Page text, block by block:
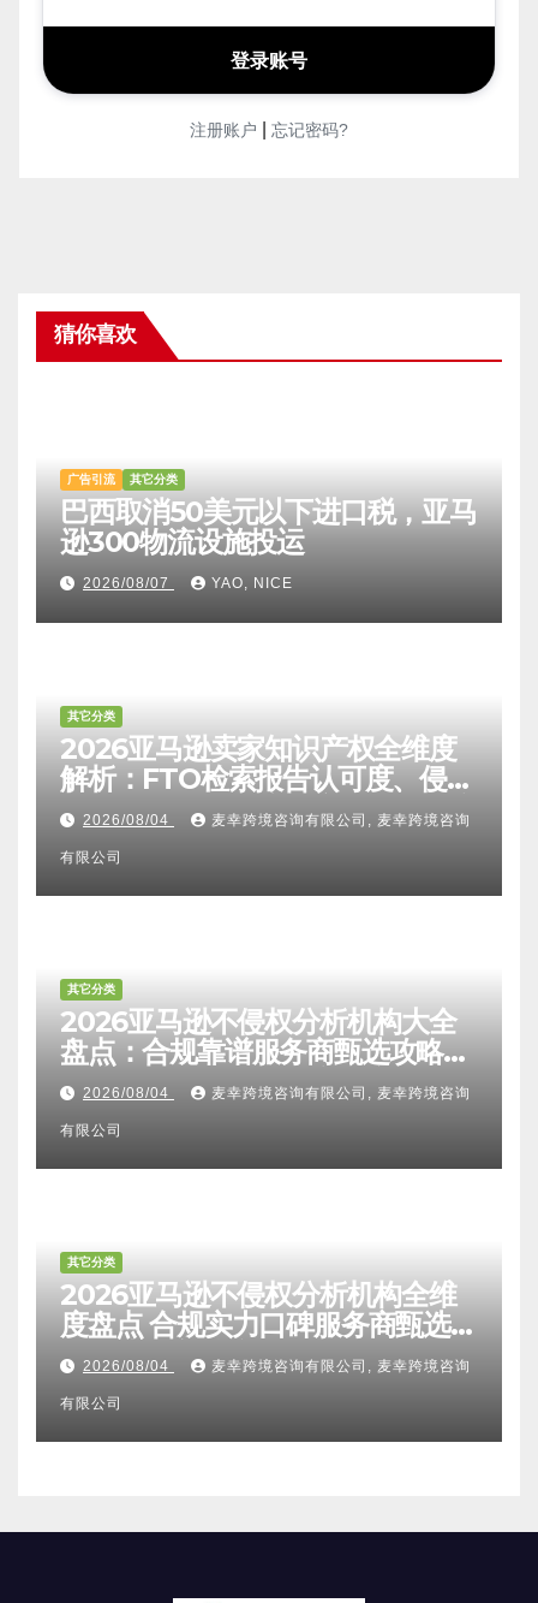
注册账户 忘记密码?
猜你喜欢
广告引流 其它分类
巴西取消50美元以下进口税，亚马
逊300物流设施投运
2026/08/07 YAO, NICE
其它分类
2026亚马逊卖家知识产权全维度
解析：FTO检索报告认可度、侵权
比对区别、TRO应诉方法及服务商
甄选避坑全攻略
2026/08/04 麦幸跨境咨询有限公司, 麦幸跨境咨询
有限公司
其它分类
2026亚马逊不侵权分析机构大全
盘点：合规靠谱服务商甄选攻略、
避坑FAQ及标杆机构实力详解
2026/08/04 麦幸跨境咨询有限公司, 麦幸跨境咨询
有限公司
其它分类
2026亚马逊不侵权分析机构全维
度盘点 合规实力口碑服务商甄选
附跨境卖家避坑FAQ全指南
2026/08/04 麦幸跨境咨询有限公司, 麦幸跨境咨询
有限公司